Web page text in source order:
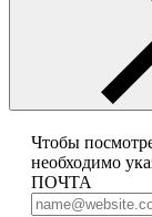
Чтобы
необходимо
ПОЧТА